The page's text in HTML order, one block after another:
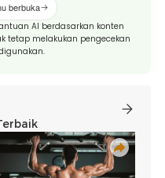
berbuka
AI berdasarkan konten
tetap melakukan pengecekan